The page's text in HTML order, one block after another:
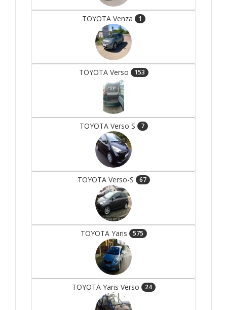
TOYOTA Venza 1
TOYOTA Verso 153
TOYOTA Verso S 7
TOYOTA Verso-S 67
TOYOTA Yaris 575
TOYOTA Yaris Verso 24